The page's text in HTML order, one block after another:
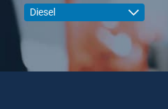
Diesel